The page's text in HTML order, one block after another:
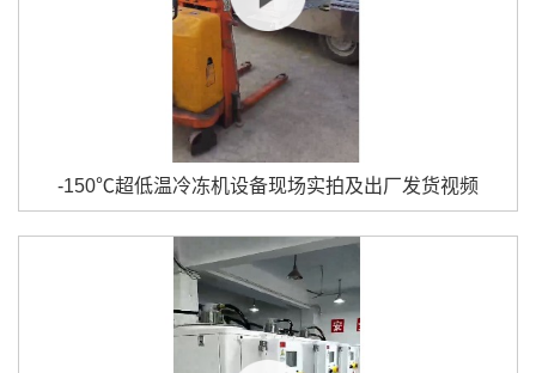
-150℃超低温冷冻机设备现场实拍及出厂发货视频